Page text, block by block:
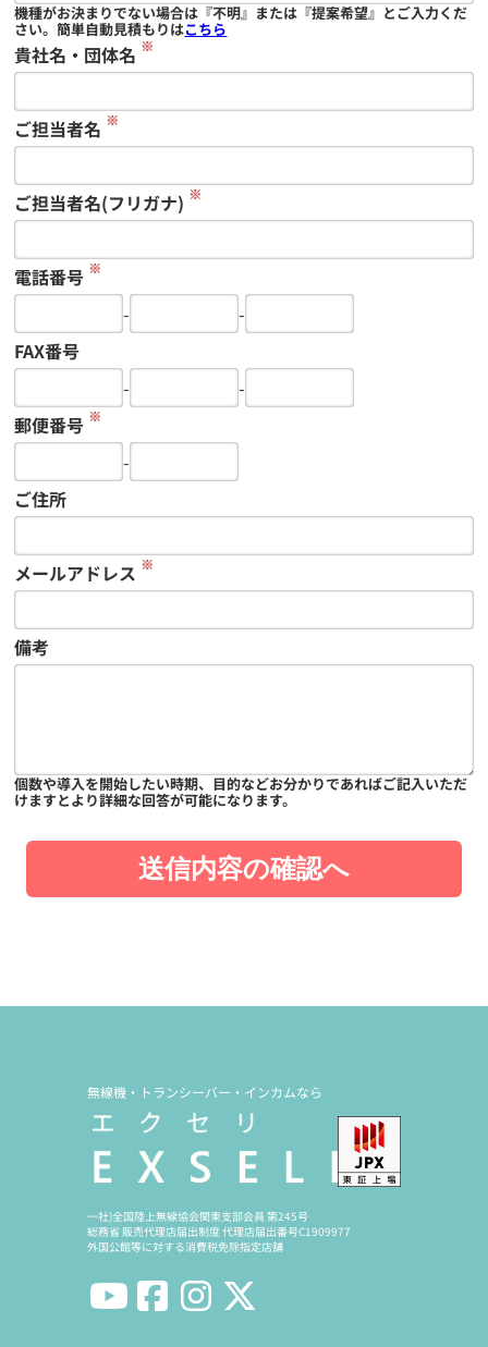
機種がお決まりでない場合は『不明』または『提案希望』とご入力くだ
さい。簡単自動見積もりはこちら
貴社名・団体名 ※
ご担当者名 ※
ご担当者名(フリガナ) ※
電話番号 ※
-
-
FAX番号
-
-
郵便番号 ※
-
ご住所
メールアドレス ※
備考
個数や導入を開始したい時期、目的などお分かりであればご記入いただ
けますとより詳細な回答が可能になります。
送信内容の確認へ
無線機・トランシーバー・インカムなら
一社)全国陸上無線協会関東支部会員 第245号
総務省 販売代理店届出制度 代理店届出番号C1909977
外国公館等に対する消費税免除指定店舗